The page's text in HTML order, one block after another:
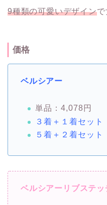
9種類の可愛いデザインで
価格
ベルシアー
単品：4,078円
３着＋１着セッ
５着＋２着セッ
ベルシアーリブステッ